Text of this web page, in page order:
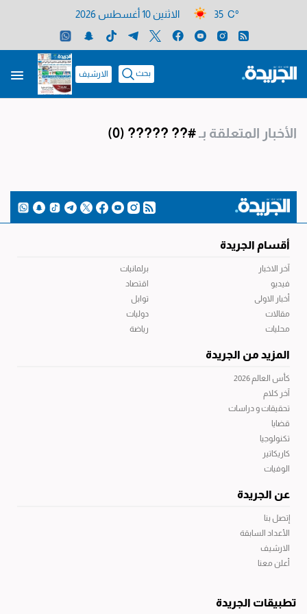
35 C° الاثنين 10 أغسطس 2026
بحث الارشيف
الأخبار المتعلقة بـ#?? ?????
(0)
أقسام الجريدة
آخر الاخبار
فيديو
أخبار الاولى
مقالات
محليات
برلمانيات
اقتصاد
توابل
دوليات
رياضة
المزيد من الجريدة
كأس العالم 2026
آخر كلام
تحقيقات و دراسات
قضايا
تكنولوجيا
كاريكاتير
الوفيات
عن الجريدة
إتصل بنا
الأعداد السابقة
الارشيف
أعلن معنا
تطبيقات الجريدة